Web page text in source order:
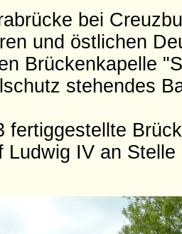
bei
und östlichen
Brückenkapelle
stehendes
fertiggestellte
Ludwig IV an